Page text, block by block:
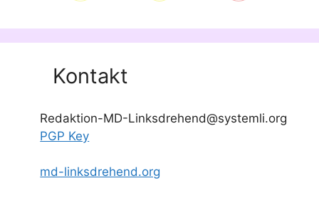
Kontakt
Redaktion-MD-Linksdrehend@systemli.org
PGP Key
md-linksdrehend.org